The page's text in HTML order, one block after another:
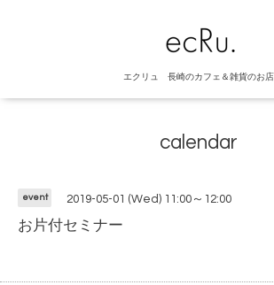
エクリュ 長崎のカフェ＆雑貨のお店
calendar
event 2019-05-01 (Wed) 11:00～12:00
お片付セミナー